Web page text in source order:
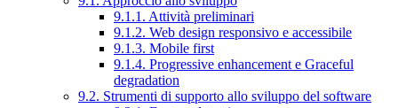
9.1.1. Attività preliminari
9.1.2. Web design responsivo e accessibile
9.1.3. Mobile first
9.1.4. Progressive enhancement e Graceful
degradation
9.2. Strumenti di supporto allo sviluppo del software